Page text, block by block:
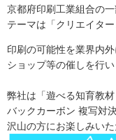
京都府印刷工業組合の
テーマは「クリエイタ
印刷の可能性を業界内
ショップ等の催しを行い
弊社は「遊べる知育教
バックカーボン 複写対
沢山の方にお楽しみいた